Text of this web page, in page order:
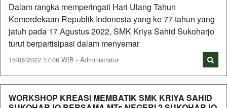
Dalam rangka memperingati Hari Ulang Tahun
Kemerdekaan Republik Indonesia yang ke 77 tahun yang
jatuh pada 17 Agustus 2022, SMK Kriya Sahid Sukoharjo
turut berpartisipasi dalam menyemar
15/08/2022 17:06 WIB - Administrator
WORKSHOP KREASI MEMBATIK SMK KRIYA SAHID